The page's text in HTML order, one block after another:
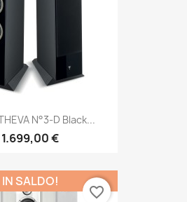
N°3-D Black...
1.699,00 €
IN SALDO!
favorite_border